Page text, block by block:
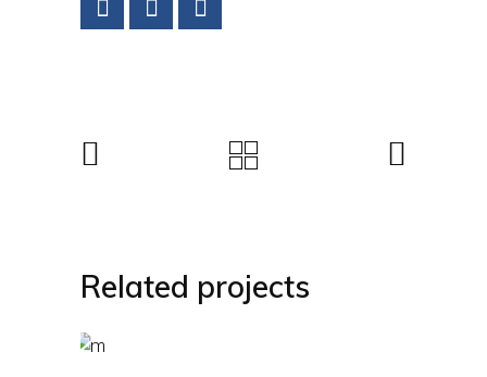
Related projects